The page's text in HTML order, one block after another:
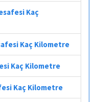
Kaç
Kaç Kilometre
Kaç Kilometre
Kaç Kilometre